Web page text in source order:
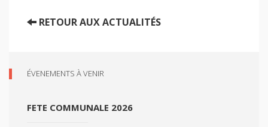
RETOUR AUX ACTUALITÉS
ÉVENEMENTS À VENIR
FETE COMMUNALE 2026